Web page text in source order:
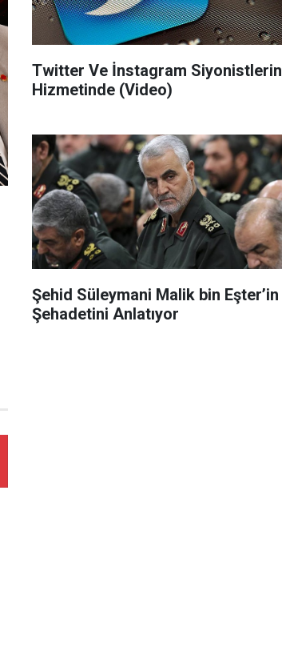
Twitter Ve İnstagram Siyonistlerin
Hizmetinde (Video)
Şehid Süleymani Malik bin Eşter’in
Şehadetini Anlatıyor